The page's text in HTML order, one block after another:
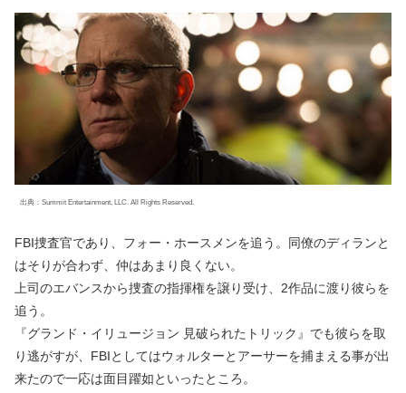
出典：Summit Entertainment, LLC. All Rights Reserved.
FBI捜査官であり、フォー・ホースメンを追う。同僚のディランと
はそりが合わず、仲はあまり良くない。
上司のエバンスから捜査の指揮権を譲り受け、2作品に渡り彼らを
追う。
『グランド・イリュージョン 見破られたトリック』でも彼らを取
り逃がすが、FBIとしてはウォルターとアーサーを捕まえる事が出
来たので一応は面目躍如といったところ。